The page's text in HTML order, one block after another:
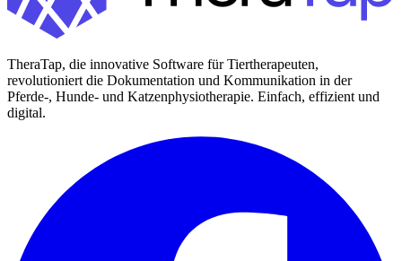
TheraTap, die innovative Software für Tiertherapeuten,
revolutioniert die Dokumentation und Kommunikation in der
Pferde-, Hunde- und Katzenphysiotherapie. Einfach, effizient und
digital.